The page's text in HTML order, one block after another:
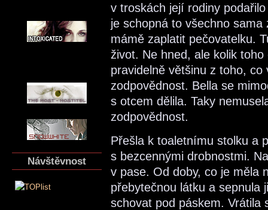
Návštěvnost
v troskách její rodiny
je schopná to všechno
mámě zaplatit pečovatelku.
život. Ne hned, ale kolik
pravidelně většinu z toho,
zodpovědnost. Bella se
s otcem dělila. Taky
zodpovědnost.
Přešla k toaletnímu stolku a
s bezcennými drobnostmi.
v pase. Od doby, co je měla
přebytečnou látku a sepnula
schovat pod páskem. Vrátila